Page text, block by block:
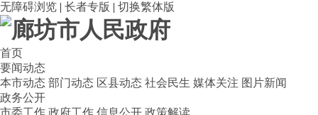
无障碍浏览 | 长者专版 | 切换繁体版
首页
要闻动态
本市动态 部门动态 区县动态 社会民生 媒体关注 图片新闻
政务公开
市委工作 政府工作 信息公开 政策解读